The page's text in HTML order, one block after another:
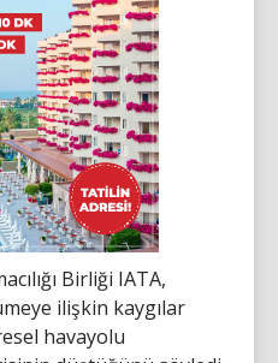
Birliği IATA,
ilişkin kaygılar
havayolu